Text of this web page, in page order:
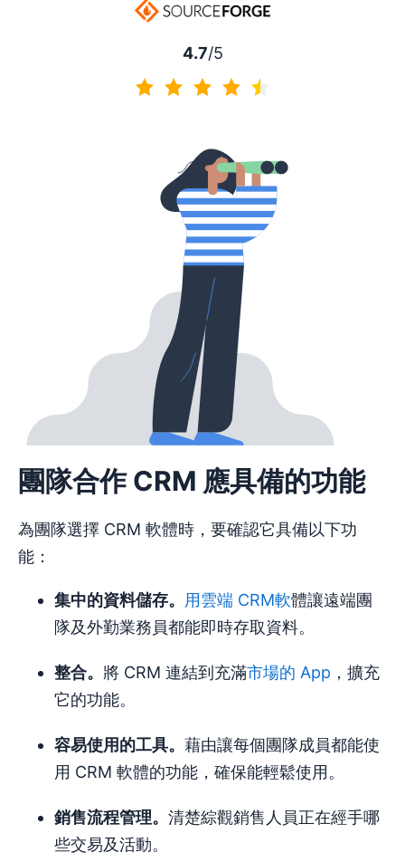
4.7/5
團隊合作 CRM 應具備的功能
為團隊選擇 CRM 軟體時，要確認它具備以下功
能：
集中的資料儲存。 用雲端 CRM軟體讓遠端團
隊及外勤業務員都能即時存取資料。
整合。 將 CRM 連結到充滿市場的 App ，擴充
它的功能。
容易使用的工具。 藉由讓每個團隊成員都能使
用 CRM 軟體的功能，確保能輕鬆使用。
銷售流程管理。 清楚綜觀銷售人員正在經手哪
些交易及活動。